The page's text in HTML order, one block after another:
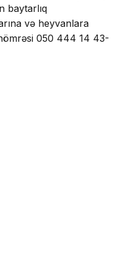
baytarlıq
və heyvanlara
050 444 14 43-